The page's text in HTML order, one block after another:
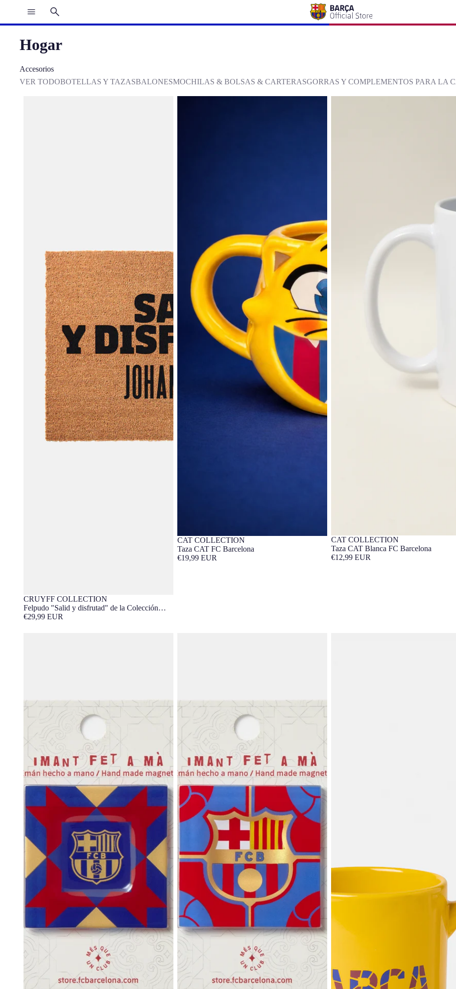
Hogar
Accesorios
VER TODOBOTELLAS Y TAZASBALONESMOCHILAS & BOLSAS & CARTERASGORRAS Y COMPLEMENTOS PARA LA
Barça Exclusivo
CRUYFF COLLECTION
Felpudo "Salid y disfrutad" de la Colección
Johan Cruyff
€29,99 EUR
Barça Exclusivo
CAT COLLECTION
Taza CAT FC Barcelona
€19,99 EUR
Barça Exclusivo
CAT COLLECTION
Taza CAT Blanca FC Barcelona
€12,99 EUR